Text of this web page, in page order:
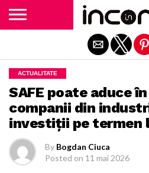
ACTUALITATE
SAFE poate aduce
companii din
investiții pe termen
By Bogdan Ciuca
Posted on 11 mai 2026
Exit mobile